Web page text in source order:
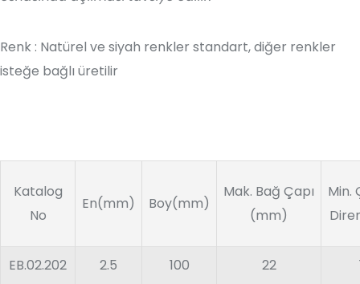
Renk : Natürel ve siyah renkler standart, diğer renkler
isteğe bağlı üretilir
Katalog
No
En(mm) Boy(mm)
Mak. Bağ Çapı
(mm)
Min.
EB.02.202 2.5 100 22